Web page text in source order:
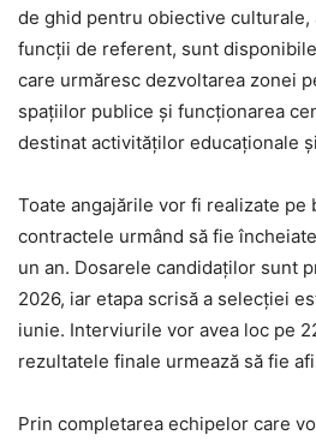
de ghid pentru obiective culturale,
funcții de referent, sunt
care urmăresc dezvoltarea zonei
spațiilor publice și funcționarea
destinat activităților educaționale
Toate angajările vor fi realizate pe
contractele urmând să fie
un an. Dosarele candidaților sunt
2026, iar etapa scrisă a selecției
iunie. Interviurile vor avea loc pe
rezultatele finale urmează să fie
Prin completarea echipelor care